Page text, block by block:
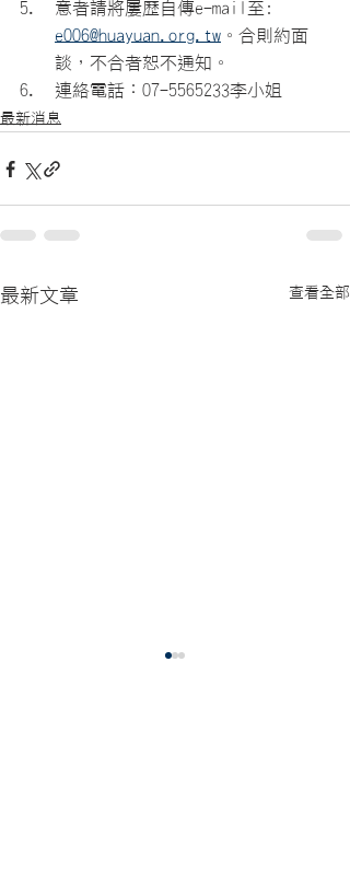
意者請將屢歷自傳e-mail至:
e006@huayuan.org.tw 。合則約面
談，不合者恕不通知。
連絡電話：07-5565233李小姐
最新消息
最新文章 查看全部